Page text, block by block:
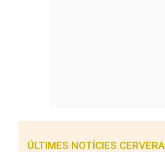
ÚLTIMES NOTÍCIES CERVERA